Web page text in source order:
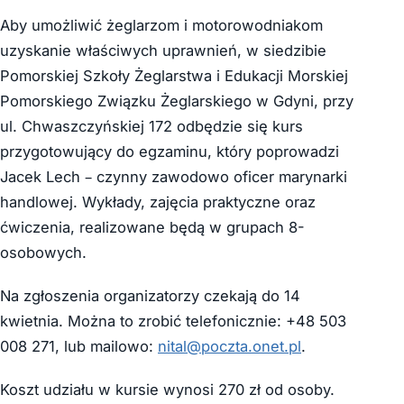
Aby umożliwić żeglarzom i motorowodniakom
uzyskanie właściwych uprawnień, w siedzibie
Pomorskiej Szkoły Żeglarstwa i Edukacji Morskiej
Pomorskiego Związku Żeglarskiego w Gdyni, przy
ul. Chwaszczyńskiej 172 odbędzie się kurs
przygotowujący do egzaminu, który poprowadzi
Jacek Lech – czynny zawodowo oficer marynarki
handlowej. Wykłady, zajęcia praktyczne oraz
ćwiczenia, realizowane będą w grupach 8-
osobowych.
Na zgłoszenia organizatorzy czekają do 14
kwietnia. Można to zrobić telefonicznie: +48 503
008 271, lub mailowo: nital@poczta.onet.pl.
Koszt udziału w kursie wynosi 270 zł od osoby.